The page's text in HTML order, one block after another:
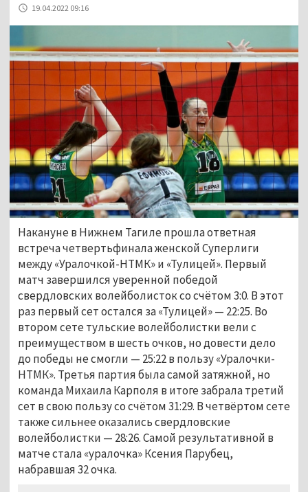
19.04.2022 09:16
Накануне в Нижнем Тагиле прошла ответная
встреча четвертьфинала женской Суперлиги
между «Уралочкой-НТМК» и «Тулицей». Первый
матч завершился уверенной победой
свердловских волейболисток со счётом 3:0. В этот
раз первый сет остался за «Тулицей» — 22:25. Во
втором сете тульские волейболистки вели с
преимуществом в шесть очков, но довести дело
до победы не смогли — 25:22 в пользу «Уралочки-
НТМК». Третья партия была самой затяжной, но
команда Михаила Карполя в итоге забрала третий
сет в свою пользу со счётом 31:29. В четвёртом сете
также сильнее оказались свердловские
волейболистки — 28:26. Самой результативной в
матче стала «уралочка» Ксения Парубец,
набравшая 32 очка.